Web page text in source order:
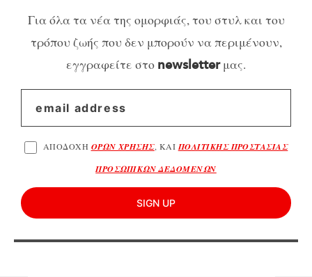
Για όλα τα νέα της ομορφιάς, του στυλ και του
τρόπου ζωής που δεν μπορούν να περιμένουν,
εγγραφείτε στο newsletterμας.
ΑΠΟΔΟΧΗ ΟΡΩΝ ΧΡΗΣΗΣ, ΚΑΙ ΠΟΛΙΤΙΚΗΣ ΠΡΟΣΤΑΣΙΑΣ
ΠΡΟΣΩΠΙΚΩΝ ΔΕΔΟΜΕΝΩΝ
SIGN UP